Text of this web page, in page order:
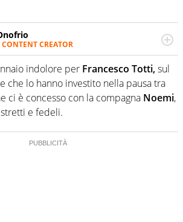
CREATOR
dal 2007, scrive per curiosità
soprattutto di calcio, di sport e dei
concedendosi innocenti evasioni
creazione di format. Un tempo ala
sente a suo agio nel ruolo di libero. Cura
riservata dei migliori 5 calciatori di sempre.
indolore per Francesco Totti,sul
che lo hanno investito nella pausa tra
ci è concesso con la compagna Noemi,
e fedeli.